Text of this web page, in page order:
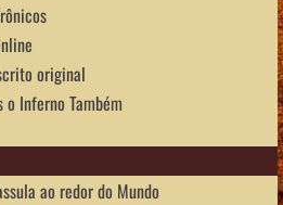
original
o Inferno Também
ao redor do Mundo